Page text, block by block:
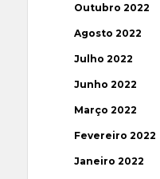
Outubro 2022
Agosto 2022
Julho 2022
Junho 2022
Março 2022
Fevereiro 2022
Janeiro 2022